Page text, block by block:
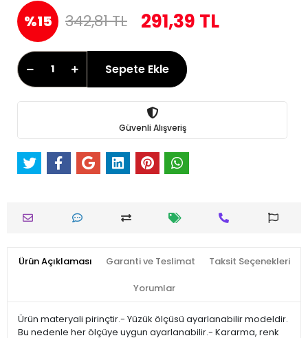
%15 342,81 TL 291,39 TL
Sepete Ekle
Güvenli Alışveriş
Ürün Açıklaması Garanti ve Teslimat Taksit Seçenekleri
Yorumlar
Ürün materyali pirinçtir.- Yüzük ölçüsü ayarlanabilir modeldir.
Bu nedenle her ölçüye uygun ayarlanabilir.- Kararma, renk